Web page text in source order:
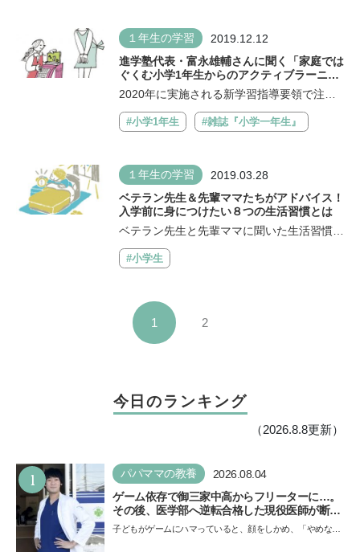
１年生の学習 2019.12.12
進学塾代表・富永雄輔さんに聞く「家庭では
ぐくむ小学1年生からのアクティブラーニン
グ」
2020年に実施される新学習指導要領で注目
されているのが〝アクティブラーニング〟...
#小学1年生
#雑誌『小学一年生』
１年生の学習 2019.03.28
ベテラン先生＆先輩ママたちがアドバイス！
入学前に身につけたい８つの生活習慣とは
ベテラン先生と先輩ママに聞いた生活習慣８
つ これから始まる学校生活は子どもにと...
#小学生
1 2
今日のランキング
（2026.8.8更新）
1 パパママの教養 2026.08.04
ゲーム依存で御三家中高からフリーターに…。
その後、医学部へ逆転合格した現役医師が断言
「ゲームの経験が受験勉強に役立った」そう考
子どもがゲームにハマっていると、顔をしかめ、「やめなさ